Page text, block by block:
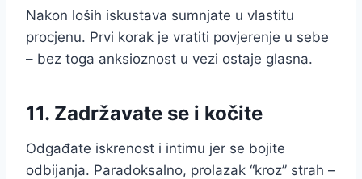
Nakon loših iskustava sumnjate u vlastitu
procjenu. Prvi korak je vratiti povjerenje u sebe
– bez toga anksioznost u vezi ostaje glasna.
11. Zadržavate se i kočite
Odgađate iskrenost i intimu jer se bojite
odbijanja. Paradoksalno, prolazak “kroz” strah –